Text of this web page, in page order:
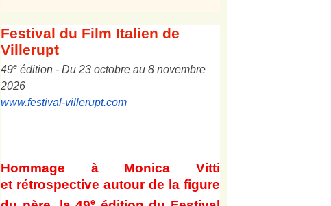
Festival du Film Italien de
Villerupt
49e édition - Du 23 octobre au 8 novembre
2026
www.festival-villerupt.com
Hommage à Monica Vitti
et rétrospective autour de la figure
e